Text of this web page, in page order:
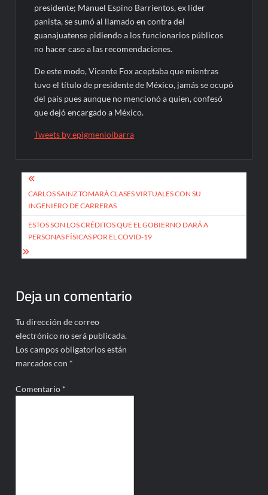
presidente; Manuel Espino Barrientos, ex líder
panista, se sumó al llamado en contra del
guanajuatense pidiendo a los funcionarios públicos
no hacer caso a las recomendaciones.
De este modo, Vicente Fox aceptaba que mientras
tuvo el título de presidente de México, jamás se ocupó
del país pues aunque no mencionó a quien, confesó
que dejó encargado a México.
Tweets by epigmenioibarra
Navegación
de
entradas
CARLOS SAINZ TOMARÁ CLASES VIRTUALES CON SU
INGENIERO DE CARRERAS
ESTOS SON LOS CRÉDITOS QUE EL GOBIERNO DARÁ A
PERSONAS FÍSICAS POR EL COVID-19
Deja un comentario
Tu dirección de correo
electrónico no será publicada.
Los campos obligatorios están
marcados con *
Comentario *